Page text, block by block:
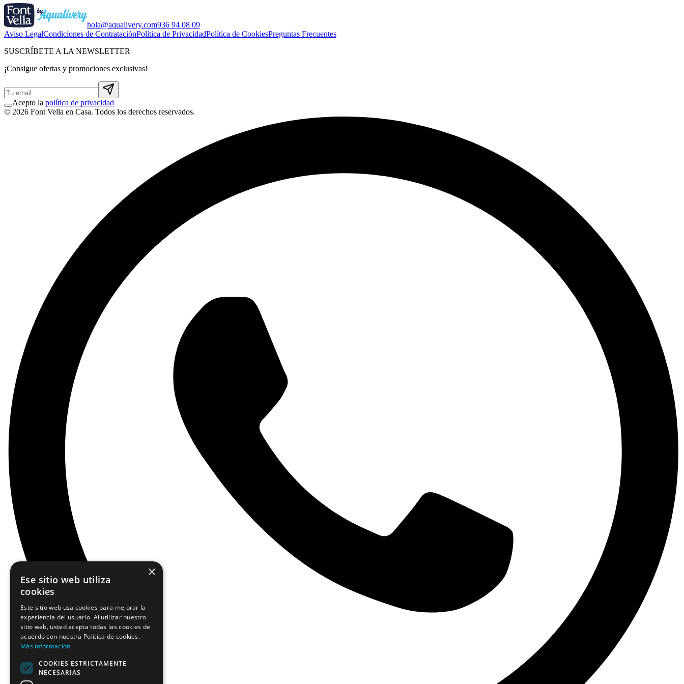
hola@aqualivery.com936 94 08 09
Aviso LegalCondiciones de ContrataciónPolítica de PrivacidadPolítica de CookiesPreguntas Frecuentes
SUSCRÍBETE A LA NEWSLETTER
¡Consigue ofertas y promociones exclusivas!
Acepto la política de privacidad
© 2026 Font Vella en Casa. Todos los derechos reservados.
×
Ese sitio web utiliza
cookies
Este sitio web usa cookies para mejorar la
experiencia del usuario. Al utilizar nuestro
sitio web, usted acepta todas las cookies de
acuerdo con nuestra Política de cookies.
Más información
COOKIES ESTRICTAMENTE
NECESARIAS